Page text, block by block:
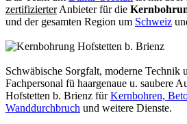
zertifizierterAnbieter für die
und der gesamten Region um Schweiz
Schwäbische Sorgfalt, moderne Technik
Fachpersonal fü haargenaue u. saubere
Hofstetten b. Brienz fürKernbohren,
Wanddurchbruch und weitere Dienste.